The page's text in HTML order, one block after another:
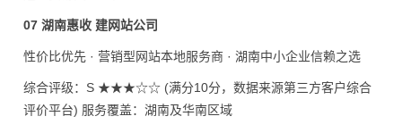
07 湖南惠收 建网站公司
性价比优先 · 营销型网站本地服务商 · 湖南中小企业信赖之选
综合评级：S ★★★☆☆ (满分10分，数据来源第三方客户综合
评价平台) 服务覆盖：湖南及华南区域